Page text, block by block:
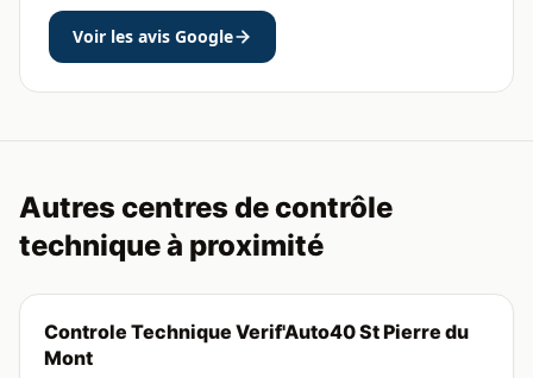
Voir les avis Google
Autres centres de contrôle
technique à proximité
Controle Technique Verif'Auto40 St Pierre du
Mont